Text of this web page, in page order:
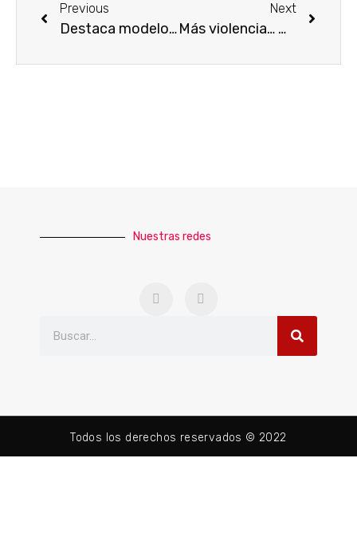
Previous
Destaca modelo #Potosino de búsqueda de personas desaparecidas a nivel Nacional
Next
Más violencia… más sangre… Sujeto esposado y con expulsión de vísceras… Los hechos en la Santa Fe
Nuestras redes
Todos los derechos reservados © 2022